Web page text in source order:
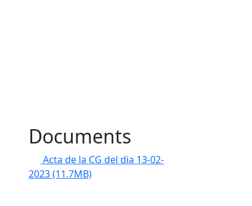
Documents
Acta de la CG del dia 13-02-
2023(11.7MB)